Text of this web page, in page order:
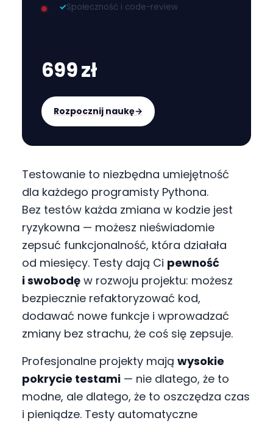
✓Społeczność i code-review
699 zł
Rozpocznij naukę→
Testowanie to niezbędna umiejętność
dla każdego programisty Pythona.
Bez testów każda zmiana w kodzie jest
ryzykowna — możesz nieświadomie
zepsuć funkcjonalność, która działała
od miesięcy. Testy dają Ci pewność
i swobodę w rozwoju projektu: możesz
bezpiecznie refaktoryzować kod,
dodawać nowe funkcje i wprowadzać
zmiany bez strachu, że coś się zepsuje.
Profesjonalne projekty mają wysokie
pokrycie testami — nie dlatego, że to
modne, ale dlatego, że to oszczędza czas
i pieniądze. Testy automatyczne